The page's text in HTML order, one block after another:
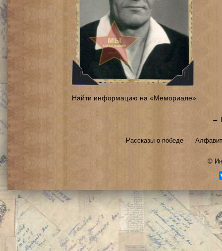
Найти информацию на «Мемориале»
←
Рассказы о победе
©